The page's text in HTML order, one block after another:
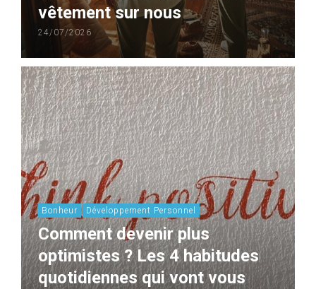
vêtement sur nous
24/07/2026
Bonheur Développement Personnel
Comment devenir plus
optimistes ? Les 4 habitudes
quotidiennes qui vont vous